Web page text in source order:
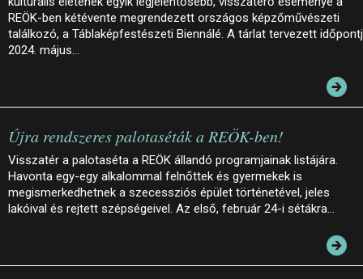
REÖK-ben kétévente megrendezett országos képzőművészeti
találkozó, a Táblaképfestészeti Biennálé. A tárlat tervezett
2024. május…
Újra rendszeres palotaséták a REÖK-ben!
Visszatér a palotaséta a REÖK állandó programjainak listájára.
Havonta egy-egy alkalommal felnőttek és gyermekek is
megismerkedhetnek a szecessziós épület történetével, jeles
lakóival és rejtett szépségeivel. Az első, február 24-i sétákra…